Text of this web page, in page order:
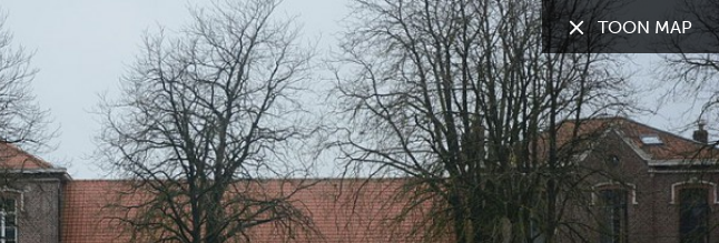
TOON: Alle gemeenten
TOON MAP